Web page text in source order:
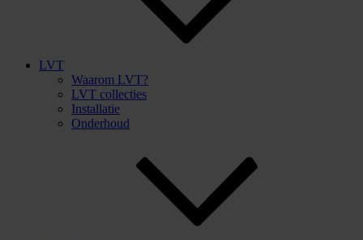
LVT
Waarom LVT?
LVT collecties
Installatie
Onderhoud